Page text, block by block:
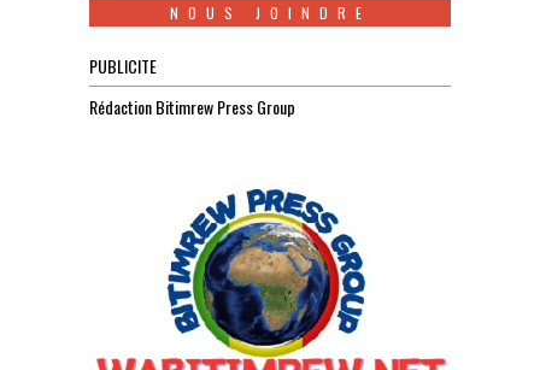
NOUS JOINDRE
PUBLICITE
Rédaction Bitimrew Press Group